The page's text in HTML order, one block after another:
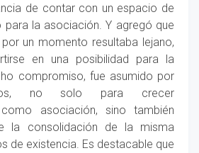
de contar con un espacio de
para la asociación. Y agregó que
un momento resultaba lejano,
en una posibilidad para la
compromiso, fue asumido por
no solo para crecer
como asociación, sino también
la consolidación de la misma
de existencia. Es destacable que